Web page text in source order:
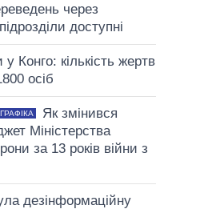
через
доступні
Конго: кількість жертв
осіб
Як змінився
Міністерства
за 13 років війни з
дезінформаційну